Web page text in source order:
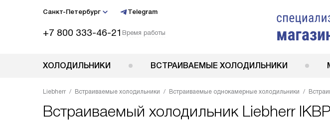
Санкт-Петербург Telegram
+7 800 333-46-21 Время работы
ХОЛОДИЛЬНИКИ ВСТРАИВАЕМЫЕ ХОЛОДИЛЬНИКИ
Liebherr Встраиваемые холодильники Встраиваемые однокамерные холодильники
Встраиваемый холодильник Liebherr